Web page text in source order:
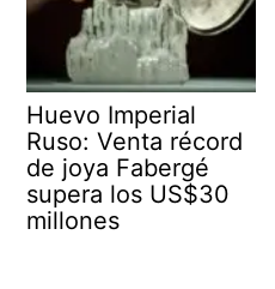
Huevo Imperial
Ruso: Venta récord
de joya Fabergé
supera los US$30
millones